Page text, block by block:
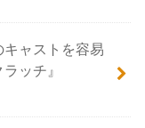
ャストを容易
ッチ』